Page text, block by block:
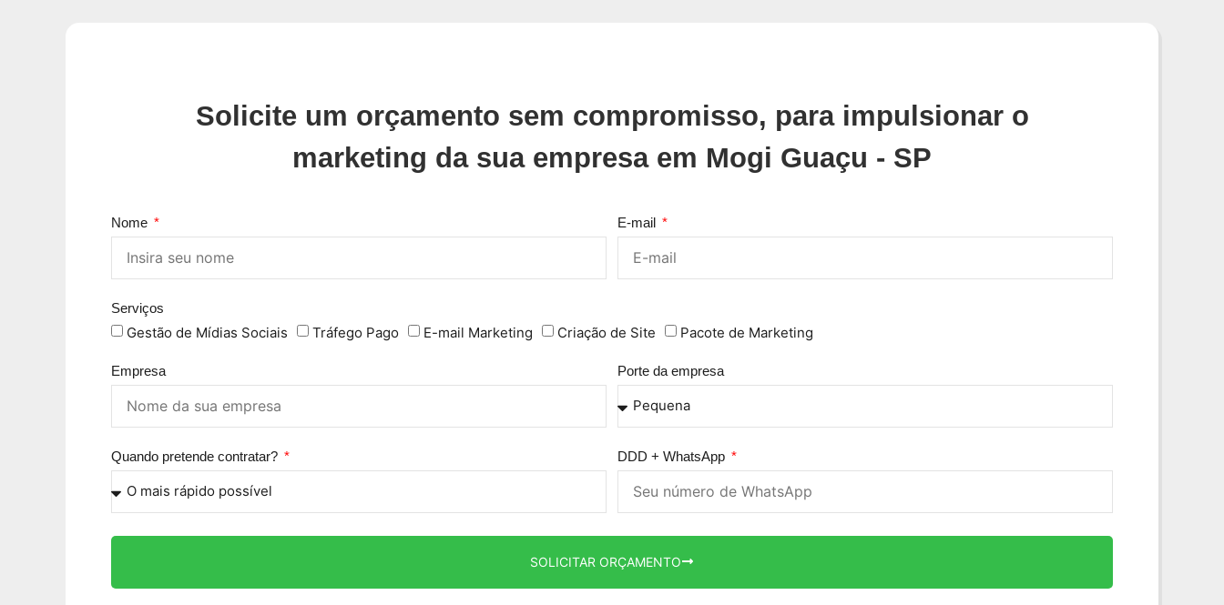
Solicite um orçamento sem compromisso, para impulsionar o
marketing da sua empresa em Mogi Guaçu - SP
Nome E-mail
Serviços
Gestão de Mídias Sociais Tráfego Pago E-mail Marketing Criação de Site Pacote de Marketing
Empresa Porte da empresa
Quando pretende contratar? DDD + WhatsApp
SOLICITAR ORÇAMENTO